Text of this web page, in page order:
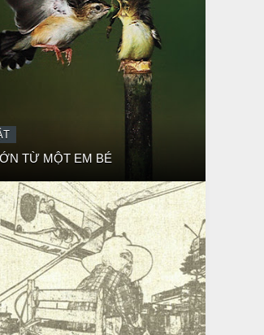
TỪ MỘT EM BÉ
vô danh - Bồ Tát đời thường